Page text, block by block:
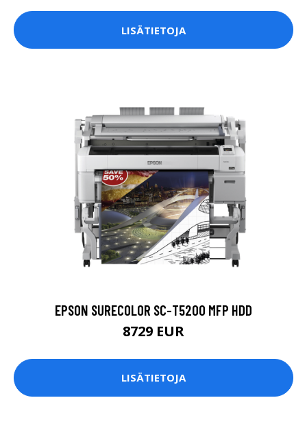
LISÄTIETOJA
EPSON SURECOLOR SC-T5200 MFP HDD
8729 EUR
LISÄTIETOJA